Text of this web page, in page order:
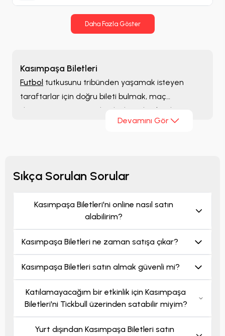
Daha Fazla Göster
Kasımpaşa Biletleri
Futbol tutkusunu tribünden yaşamak isteyen
taraftarlar için doğru bileti bulmak, maç
deneyiminin en önemli adımlarından biridir.
sayfasında sezon boyunca
değerlendirebilirsiniz.
Devamını Gör
Sıkça Sorulan Sorular
Kasımpaşa Biletleri'ni online nasıl satın
alabilirim?
Kasımpaşa Biletleri ne zaman satışa çıkar?
Kasımpaşa Biletleri satın almak güvenli mi?
Katılamayacağım bir etkinlik için Kasımpaşa
Biletleri'ni Tickbull üzerinden satabilir miyim?
Yurt dışından Kasımpaşa Biletleri satın